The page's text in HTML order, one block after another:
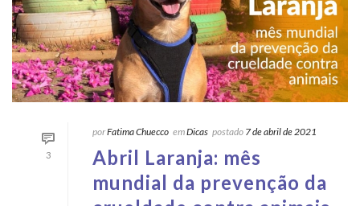
3
porFatima Chuecco emDicas postado 7 de abril de 2021
Abril Laranja: mês
mundial da prevenção da